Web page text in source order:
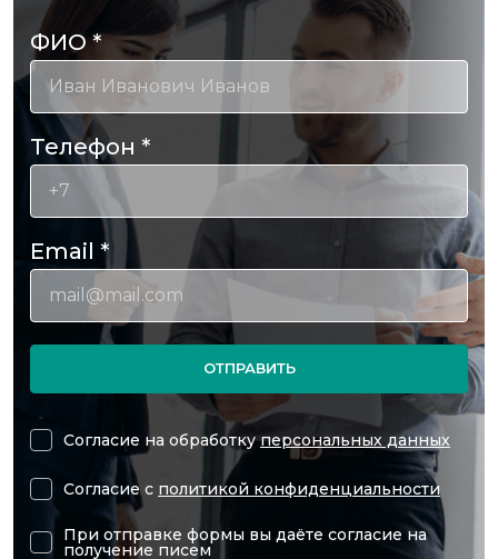
ФИО*
Телефон *
Email *
ОТПРАВИТЬ
Согласие на обработкуперсональных данных
Согласие с политикой конфиденциальности
При отправке формы вы даёте согласие на
получение писем